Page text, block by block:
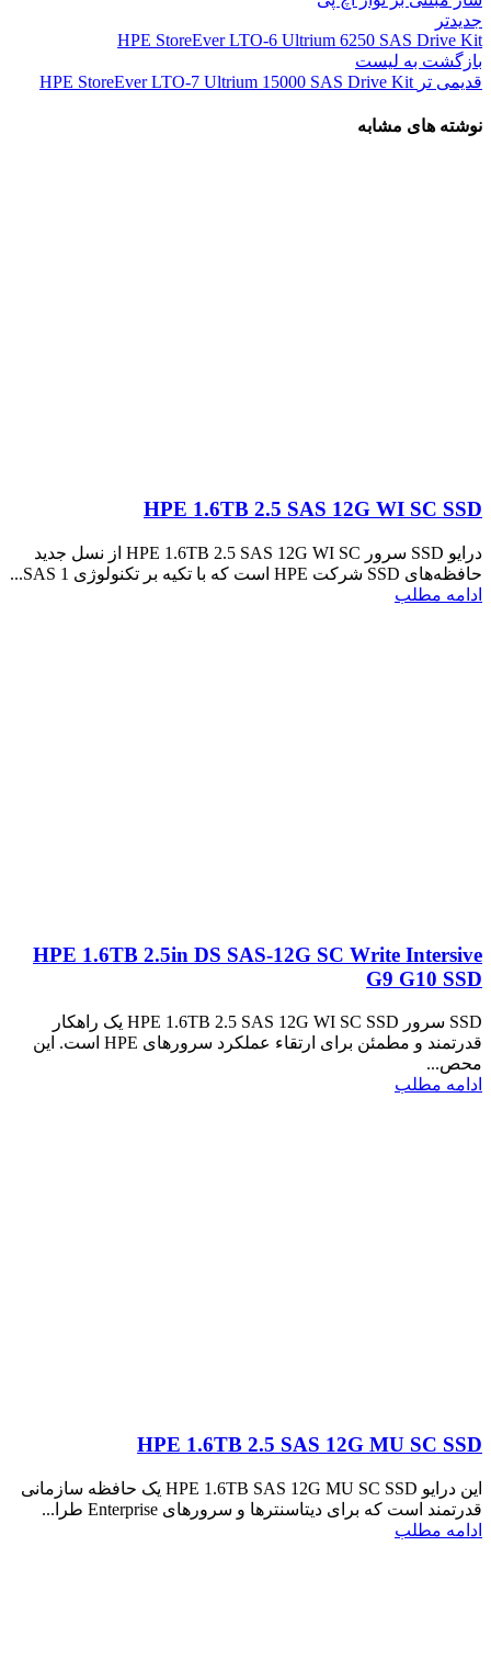
جدیدتر
HPE StoreEver LTO-6 Ultrium 6250 SAS Drive Kit
بازگشت به لیست
قدیمی تر HPE StoreEver LTO-7 Ultrium 15000 SAS Drive Kit
نوشته های مشابه
HPE 1.6TB 2.5 SAS 12G WI SC SSD
درایو SSD سرور HPE 1.6TB 2.5 SAS 12G WI SC از نسل جدید
حافظه‌های SSD شرکت HPE است که با تکیه بر تکنولوژی SAS 1...
ادامه مطلب
HPE 1.6TB 2.5in DS SAS-12G SC Write Intersive
G9 G10 SSD
SSD سرور HPE 1.6TB 2.5 SAS 12G WI SC SSD یک راهکار
قدرتمند و مطمئن برای ارتقاء عملکرد سرورهای HPE است. این
محص...
ادامه مطلب
HPE 1.6TB 2.5 SAS 12G MU SC SSD
این درایو HPE 1.6TB SAS 12G MU SC SSD یک حافظه سازمانی
قدرتمند است که برای دیتاسنترها و سرورهای Enterprise طرا...
ادامه مطلب